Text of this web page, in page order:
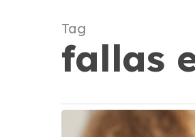
Tag
fallas